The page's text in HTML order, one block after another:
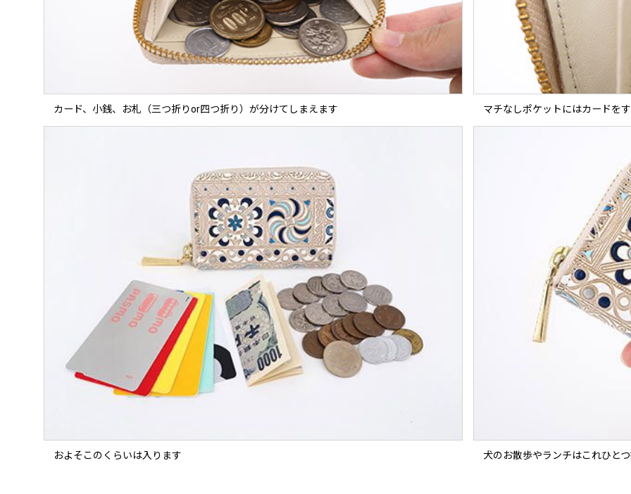
カード、小銭、お札（三つ折りor四つ折り）が分けてしまえます マチなしポケットにはカードを
およそこのくらいは入ります 犬のお散歩やランチはこれひと